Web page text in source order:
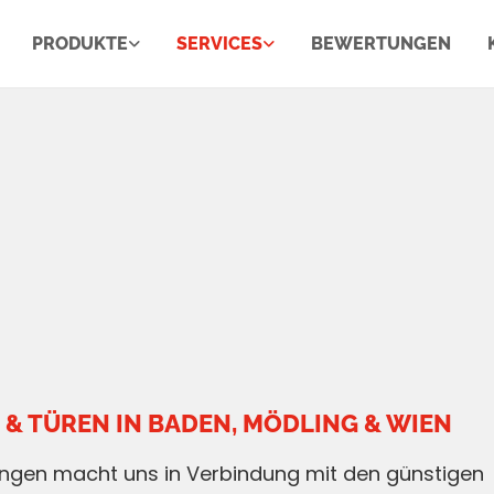
PRODUKTE SERVICES BEWERTUNGEN
TÜREN IN BADEN, MÖDLING & WIEN
macht uns in Verbindung mit den günstigen